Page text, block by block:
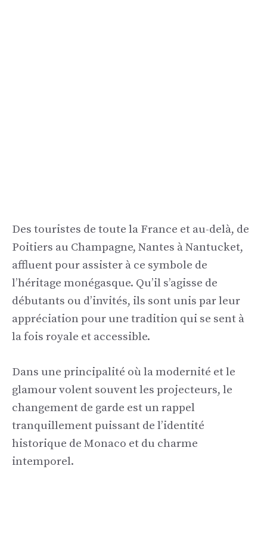
Des touristes de toute la France et au-delà, de
Poitiers au Champagne, Nantes à Nantucket,
affluent pour assister à ce symbole de
l’héritage monégasque. Qu’il s’agisse de
débutants ou d’invités, ils sont unis par leur
appréciation pour une tradition qui se sent à
la fois royale et accessible.
Dans une principalité où la modernité et le
glamour volent souvent les projecteurs, le
changement de garde est un rappel
tranquillement puissant de l’identité
historique de Monaco et du charme
intemporel.